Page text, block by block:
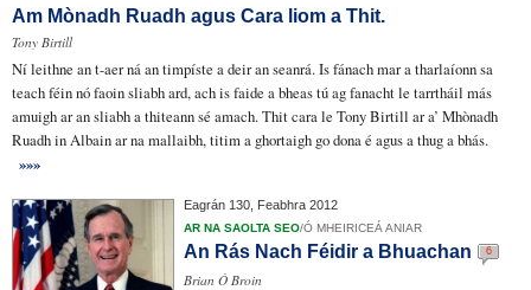
Am Mònadh Ruadh agus Cara liom a Thit.
Tony Birtill
Ní leithne an t-aer ná an timpíste a deir an seanrá.Is fánachmar a tharlaíonn sa
teach féin nó faoin sliabh ard, achis faide abheas túagfanacht le tarrtháil más
amuigh ar an sliabh athiteann sé amach. Thit cara le Tony Birtill ar a’ Mhònadh
Ruadh inAlbainar na mallaibh, titim a ghortaigh go dona é agus athug a bhás.
»»»
Eagrán 130, Feabhra 2012
AR NA SAOLTA SEO/Ó MHEIRICEÁ ANIAR
An Rás Nach Féidir a Bhuachan 6
Brian Ó Broin